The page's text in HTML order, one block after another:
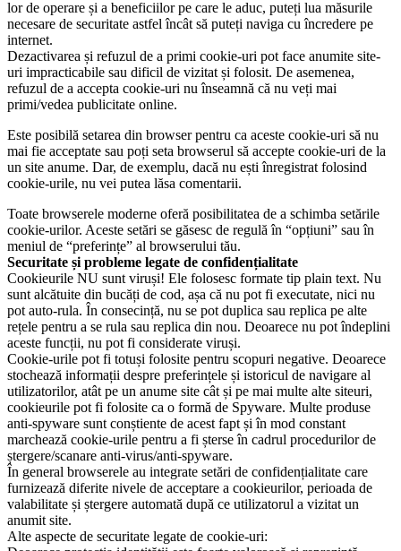
lor de operare și a beneficiilor pe care le aduc, puteți lua măsurile
necesare de securitate astfel încât să puteți naviga cu încredere pe
internet.
Dezactivarea și refuzul de a primi cookie-uri pot face anumite site-
uri impracticabile sau dificil de vizitat și folosit. De asemenea,
refuzul de a accepta cookie-uri nu înseamnă că nu veți mai
primi/vedea publicitate online.
Este posibilă setarea din browser pentru ca aceste cookie-uri să nu
mai fie acceptate sau poți seta browserul să accepte cookie-uri de la
un site anume. Dar, de exemplu, dacă nu ești înregistrat folosind
cookie-urile, nu vei putea lăsa comentarii.
Toate browserele moderne oferă posibilitatea de a schimba setările
cookie-urilor. Aceste setări se găsesc de regulă în “opțiuni” sau în
meniul de “preferințe” al browserului tău.
Securitate și probleme legate de confidențialitate
Cookieurile NU sunt viruși! Ele folosesc formate tip plain text. Nu
sunt alcătuite din bucăți de cod, așa că nu pot fi executate, nici nu
pot auto-rula. În consecință, nu se pot duplica sau replica pe alte
rețele pentru a se rula sau replica din nou. Deoarece nu pot îndeplini
aceste funcții, nu pot fi considerate viruși.
Cookie-urile pot fi totuși folosite pentru scopuri negative. Deoarece
stochează informații despre preferințele și istoricul de navigare al
utilizatorilor, atât pe un anume site cât și pe mai multe alte siteuri,
cookieurile pot fi folosite ca o formă de Spyware. Multe produse
anti-spyware sunt conștiente de acest fapt și în mod constant
marchează cookie-urile pentru a fi șterse în cadrul procedurilor de
ștergere/scanare anti-virus/anti-spyware.
În general browserele au integrate setări de confidențialitate care
furnizează diferite nivele de acceptare a cookieurilor, perioada de
valabilitate și ștergere automată după ce utilizatorul a vizitat un
anumit site.
Alte aspecte de securitate legate de cookie-uri: